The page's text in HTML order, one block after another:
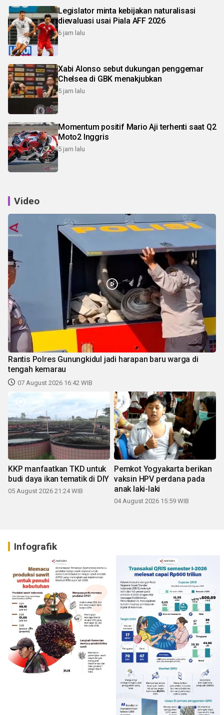
Legislator minta kebijakan naturalisasi
dievaluasi usai Piala AFF 2026
6 jam lalu
Xabi Alonso sebut dukungan penggemar
Chelsea di GBK menakjubkan
5 jam lalu
Momentum positif Mario Aji terhenti saat Q2
Moto2 Inggris
5 jam lalu
Video
Rantis Polres Gunungkidul jadi harapan baru warga di
tengah kemarau
07 August 2026 16:42 WIB
KKP manfaatkan TKD untuk
budi daya ikan tematik di DIY
05 August 2026 21:24 WIB
Pemkot Yogyakarta berikan
vaksin HPV perdana pada
anak laki-laki
04 August 2026 15:59 WIB
Infografik